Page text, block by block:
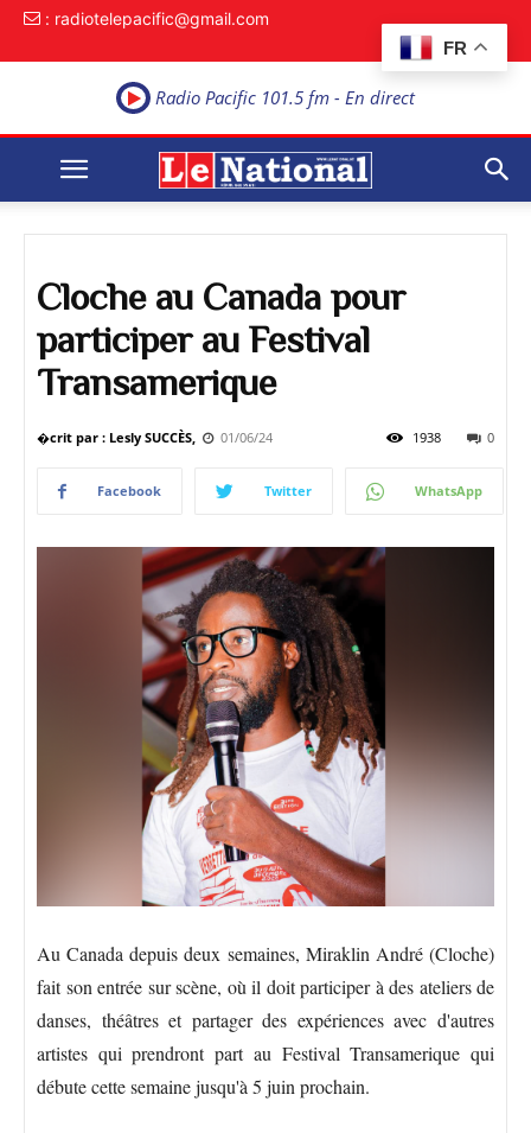
FR
: radiotelepacific@gmail.com
Radio Pacific 101.5 fm - En direct
Cloche au Canada pour
participer au Festival
Transamerique
�crit par : Lesly SUCCÈS, 01/06/24 0
1938
Facebook Twitter WhatsApp
Au Canada depuis deux semaines, Miraklin André (Cloche)
fait son entrée sur scène, où il doit participer à des ateliers de
danses, théâtres et partager des expériences avec d'autres
artistes qui prendront part au Festival Transamerique qui
débute cette semaine jusqu'à 5 juin prochain.